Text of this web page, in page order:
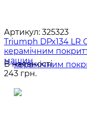
Артикул: 325323
Triumph DPx134 LR
керамічним
машин
В наявності
243 грн.